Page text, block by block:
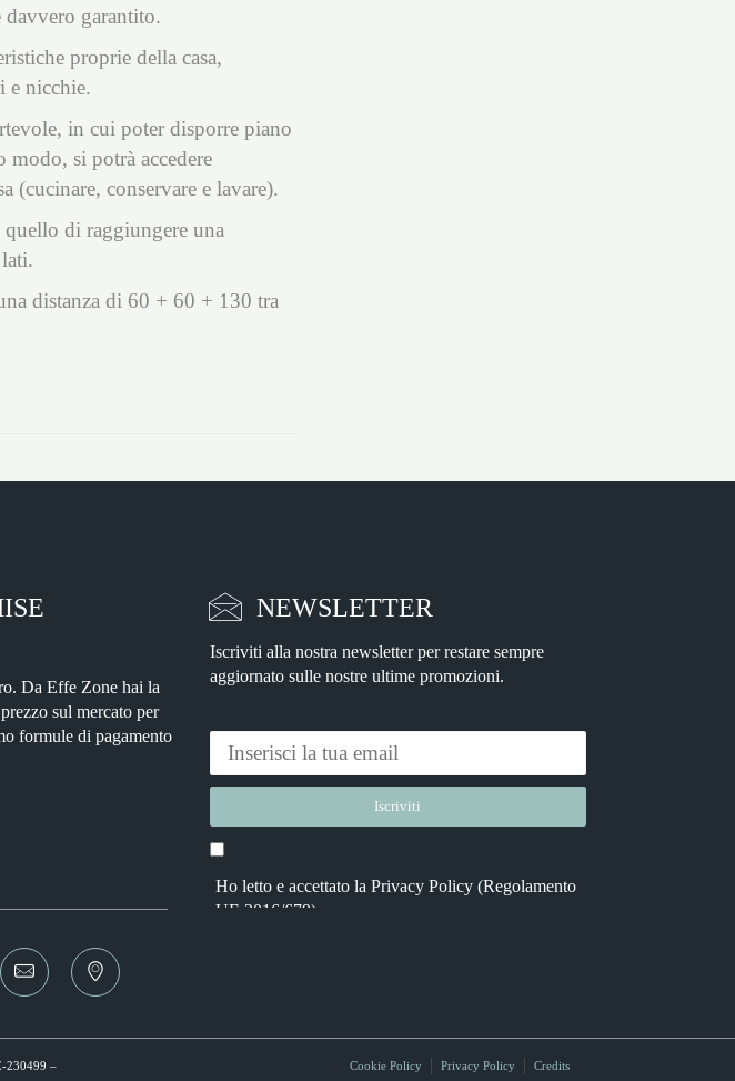
garantito.
proprie della casa,
e nicchie.
in cui poter disporre piano
si potrà accedere
(cucinare, conservare e lavare).
di raggiungere una
distanza di 60 + 60 + 130 tra
Da Effe Zone hai la
sul mercato per
formule di pagamento
NEWSLETTER
Iscriviti alla nostra newsletter per restare sempre
aggiornato sulle nostre ultime promozioni.
Ho letto e accettato laPrivacy Policy (Regolamento
UE 2016/679).
Alternative:
230499 –
Cookie Policy Privacy Policy Credits